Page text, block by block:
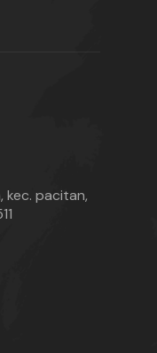
kec. pacitan,